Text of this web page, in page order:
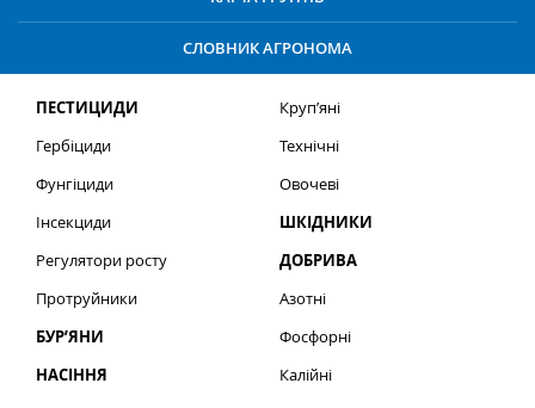
СЛОВНИК АГРОНОМА
ПЕСТИЦИДИ
Гербіциди
Фунгіциди
Інсекциди
Регулятори росту
Протруйники
БУР’ЯНИ
НАСІННЯ
Круп’яні
Технічні
Овочеві
ШКІДНИКИ
ДОБРИВА
Азотні
Фосфорні
Калійні